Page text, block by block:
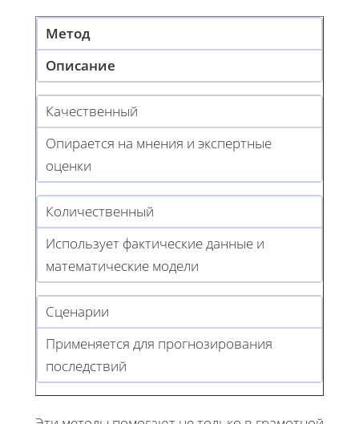
Метод
Описание
Качественный
Опирается на мнения и экспертные
оценки
Количественный
Использует фактические данные и
математические модели
Сценарии
Применяется для прогнозирования
последствий